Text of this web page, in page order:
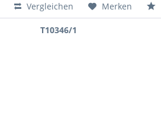
Vergleichen Merken
T10346/1